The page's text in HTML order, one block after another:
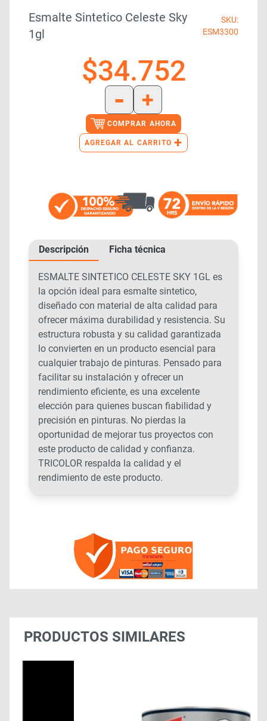
Esmalte Sintetico Celeste Sky
1gl
SKU:
ESM3300
$34.752
-
+
COMPRAR AHORA
AGREGAR AL CARRITO +
Descripción Ficha técnica
ESMALTE SINTETICO CELESTE SKY 1GL es
la opción ideal para esmalte sintetico,
diseñado con material de alta calidad para
ofrecer máxima durabilidad y resistencia. Su
estructura robusta y su calidad garantizada
lo convierten en un producto esencial para
cualquier trabajo de pinturas. Pensado para
facilitar su instalación y ofrecer un
rendimiento eficiente, es una excelente
elección para quienes buscan fiabilidad y
precisión en pinturas. No pierdas la
oportunidad de mejorar tus proyectos con
este producto de calidad y confianza.
TRICOLOR respalda la calidad y el
rendimiento de este producto.
PRODUCTOS SIMILARES